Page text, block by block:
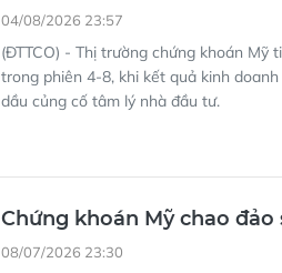
04/08/2026 23:57
(ĐTTCO) - Thị trường chứng khoán
trong phiên 4-8, khi kết quả kinh
dầu củng cố tâm lý nhà đầu tư.
Chứng khoán Mỹ chao
08/07/2026 23:30